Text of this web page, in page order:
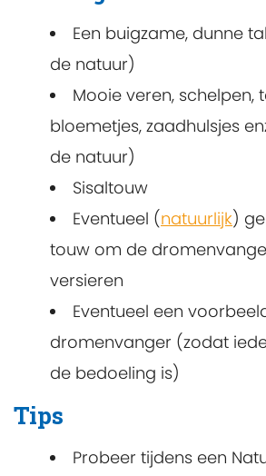
Een buigzame, dunne
de natuur)
Mooie veren, schelpen,
bloemetjes, zaadhulsjes
de natuur)
Sisaltouw
Eventueel (natuurlijk)
touw om de
versieren
Eventueel een
dromenvanger (zodat
de bedoeling is)
Tips
Probeer tijdens een